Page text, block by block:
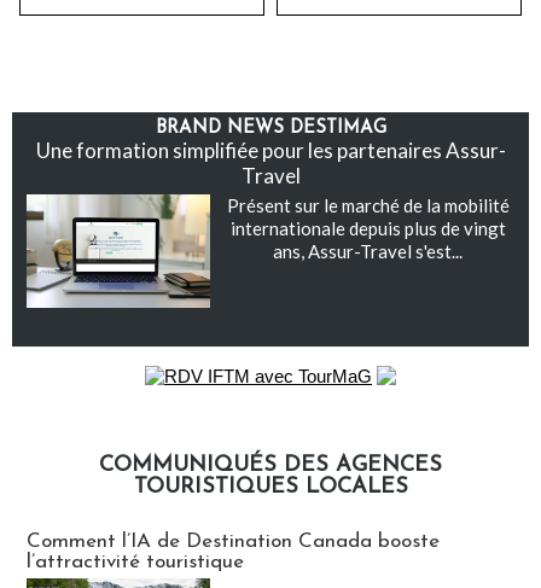
BRAND NEWS DESTIMAG
Une formation simplifiée pour les partenaires Assur-
Travel
Présent sur le marché de la mobilité
internationale depuis plus de vingt
ans, Assur-Travel s'est...
COMMUNIQUÉS DES AGENCES
TOURISTIQUES LOCALES
Comment l’IA de Destination Canada booste
l’attractivité touristique